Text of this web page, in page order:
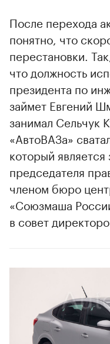
00:00 /
После перехода
понятно, что
перестановки.
что должность
президента по
займет Евгений
занимал Сельчук
«АвтоВАЗа»
который
председателя
членом бюро
«Союзмаша
в совет